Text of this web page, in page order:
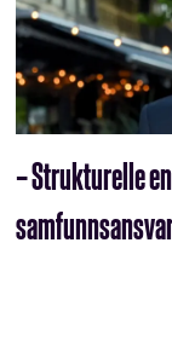
– Strukturelle